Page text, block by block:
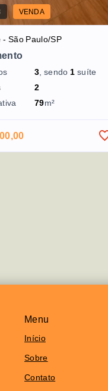
VENDA
- São Paulo/SP
3, sendo1 suíte
2
79m²
Menu
Início
Sobre
Contato